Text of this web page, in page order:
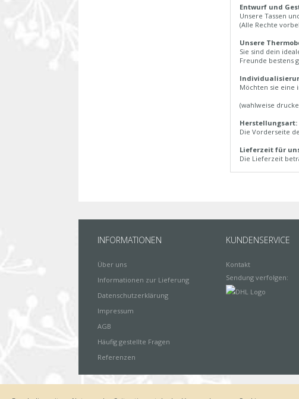
Entwurf und
Unsere Tassen
(Alle Rechte
Unsere
Sie sind dein
Freunde bestens
Möchten sie eine
(wahlweise
Herstellungsart:
Die Vorderseite
Lieferzeit für
Die Lieferzeit
INFORMATIONEN
Über uns
Informationen zur Lieferung
Datenschutzerklärung
Impressum
AGB
Häufig gestellte Fragen
Referenzen
KUNDENSERVICE
Kontakt
Sendung verfolgen: